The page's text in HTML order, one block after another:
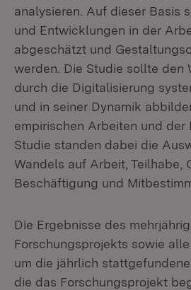
analysieren. Auf dieser Basis
und Entwicklungen in der
abgeschätzt und
werden. Die Studie sollte den
durch die Digitalisierung
und in seiner Dynamik
empirischen Arbeiten und der
Studie standen dabei die
Wandels auf Arbeit, Teilhabe,
Beschäftigung und
Die Ergebnisse des
Forschungsprojekts sowie
um die jährlich
die das Forschungsprojekt